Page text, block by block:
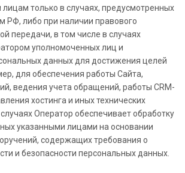
только в случаях, предусмотренных
РФ, либо при наличии правового
передачи, в том числе в случаях
уполномоченных лиц и
данных для достижения целей
для обеспечения работы Сайта,
ведения учета обращений, работы CRM-
хостинга и иных технических
Оператор обеспечивает обработку
указанными лицами на основании
содержащих требования о
и безопасности персональных данных.